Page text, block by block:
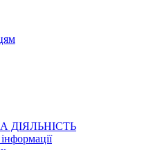
ДІЯЛЬНІСТЬ